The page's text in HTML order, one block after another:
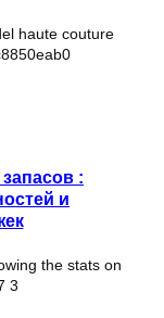
:
и